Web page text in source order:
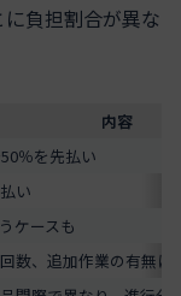
負担割合が異な
内容
％を先払い
い
ケースも
数、追加作業の有無に